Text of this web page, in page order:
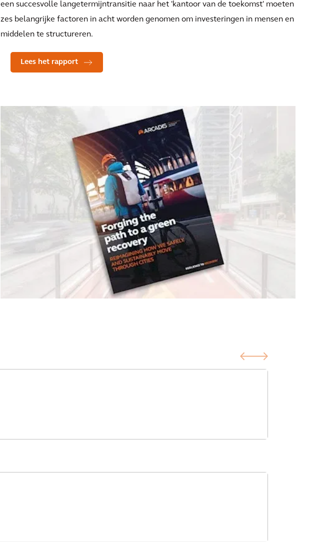
een succesvolle langetermijntransitie naar het 'kantoor van de toekomst' moeten
zes belangrijke factoren in acht worden genomen om investeringen in mensen en
middelen te structureren.
Lees het rapport